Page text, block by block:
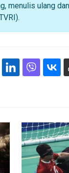
menulis ulang